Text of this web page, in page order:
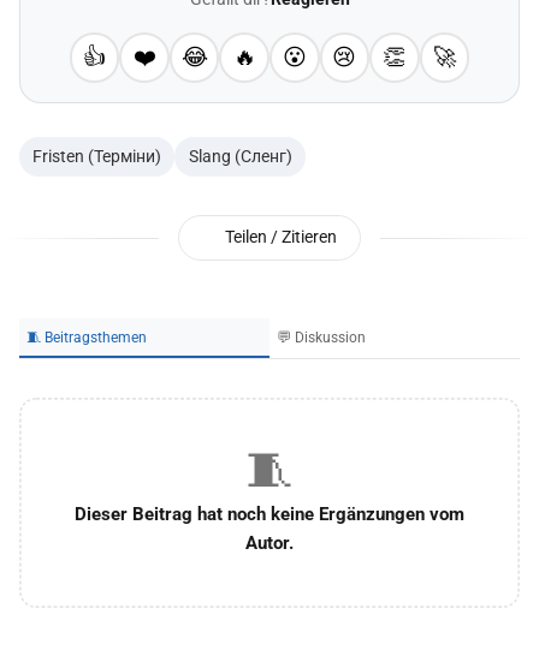
👍 ❤️ 😂 🔥 😮 😢 👏 🚀
Fristen (Терміни) Slang (Сленг)
Teilen / Zitieren
🧵 Beitragsthemen 💬 Diskussion
🧵
Dieser Beitrag hat noch keine Ergänzungen vom
Autor.